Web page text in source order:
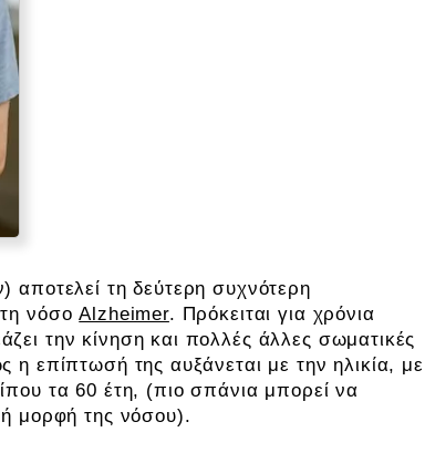
τη δεύτερη συχνότερη
τη νόσοAlzheimer. Πρόκειται για χρόνια
την κίνηση και πολλές άλλες σωματικές
η επίπτωσή της αυξάνεται με την ηλικία, με
τα 60 έτη, (πιο σπάνια μπορεί να
μορφή της νόσου).